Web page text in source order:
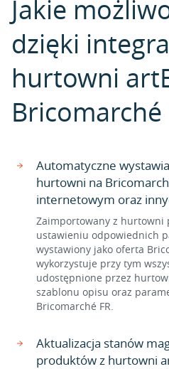
Jakie
dzięki
hurtowni
Bricomarché
Automatyczne
hurtowni na
internetowym oraz
Zaimportowany z hurtowni
ustawieniu odpowiednich
wystawiony jako oferta
wykorzystuje przy tym
udostępnione przez
szablonu opisu oraz
Bricomarché FR.
Aktualizacja stanów
produktów z hurtowni